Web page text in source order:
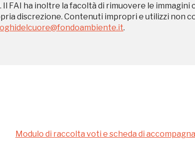
FAI ha inoltre la facoltà di rimuovere le immagini
discrezione. Contenuti impropri e utilizzi non
.
Modulo di raccolta voti e scheda di
per te più interessanti, a quelle inerenti i luoghi
eventi organizzati
Museo